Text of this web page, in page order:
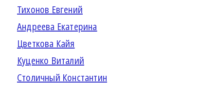
Тихонов Евгений
Андреева Екатерина
Цветкова Кайя
Куценко Виталий
Столичный Константин